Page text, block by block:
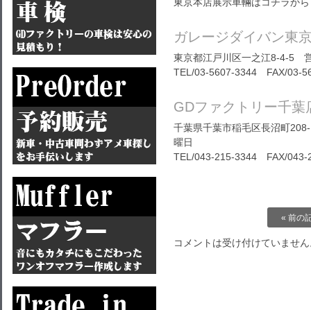
ガレージダイバン東
東京都江戸川区一之江8-4-5
TEL/03-5607-3344 FAX/03-
GDファクトリー千葉
千葉県千葉市稲毛区長沼町
曜日
TEL/043-215-3344 FAX/043-
« 前の
コメントは受け付けていませ